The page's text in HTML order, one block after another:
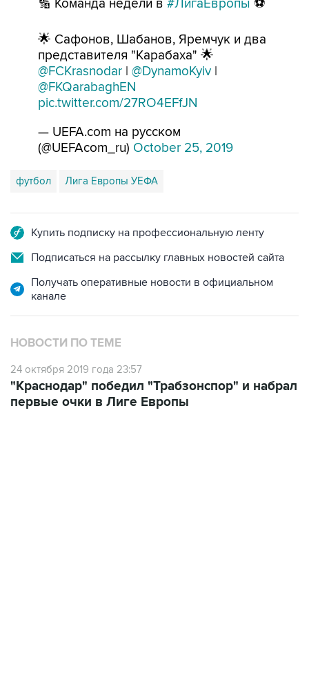
🔢 Команда недели в #ЛигаЕвропы ⚽️
🌟 Сафонов, Шабанов, Яремчук и два
представителя "Карабаха" 🌟
@FCKrasnodar | @DynamoKyiv |
@FKQarabaghEN
pic.twitter.com/27RO4EFfJN
— UEFA.com на русском
(@UEFAcom_ru) October 25, 2019
футбол Лига Европы УЕФА
Купить подписку на профессиональную ленту
Подписаться на рассылку главных новостей сайта
Получать оперативные новости в официальном
канале
НОВОСТИ ПО ТЕМЕ
24 октября 2019 года 23:57
"Краснодар" победил "Трабзонспор" и набрал
первые очки в Лиге Европы